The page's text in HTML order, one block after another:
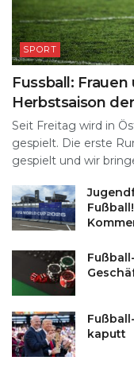
SPORT
Fussball:
Herbstsaison
Seit Freitag wird in
gespielt. Die erste
gespielt und wir
kaputt